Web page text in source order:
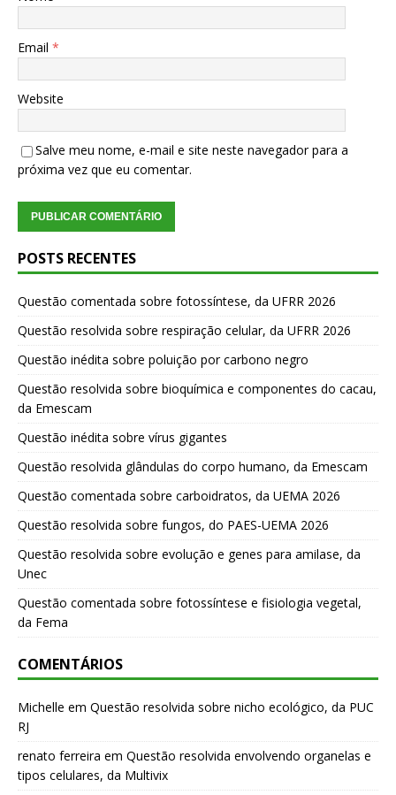
Email *
Website
Salve meu nome, e-mail e site neste navegador para a
próxima vez que eu comentar.
POSTS RECENTES
Questão comentada sobre fotossíntese, da UFRR 2026
Questão resolvida sobre respiração celular, da UFRR 2026
Questão inédita sobre poluição por carbono negro
Questão resolvida sobre bioquímica e componentes do cacau,
da Emescam
Questão inédita sobre vírus gigantes
Questão resolvida glândulas do corpo humano, da Emescam
Questão comentada sobre carboidratos, da UEMA 2026
Questão resolvida sobre fungos, do PAES-UEMA 2026
Questão resolvida sobre evolução e genes para amilase, da
Unec
Questão comentada sobre fotossíntese e fisiologia vegetal,
da Fema
COMENTÁRIOS
Michelle em Questão resolvida sobre nicho ecológico, da PUC
RJ
renato ferreira em Questão resolvida envolvendo organelas e
tipos celulares, da Multivix